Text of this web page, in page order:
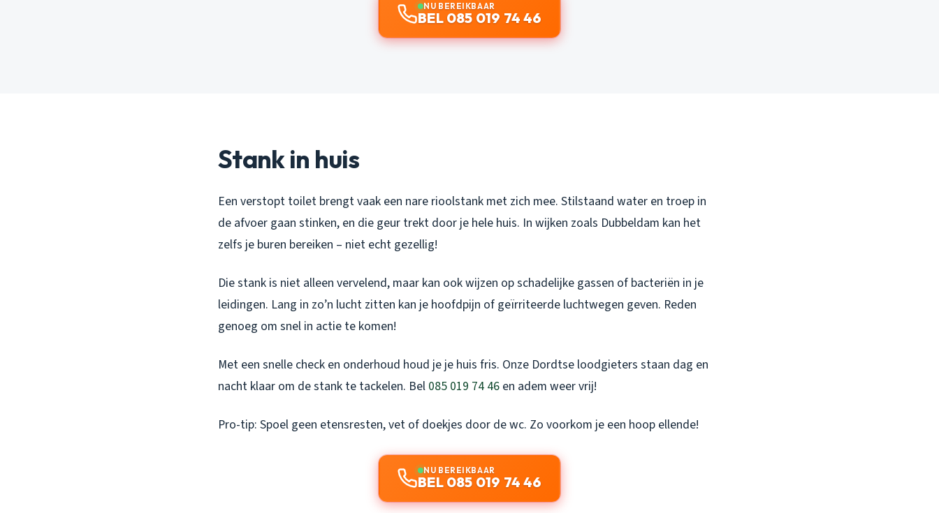
NU BEREIKBAAR
BEL 085 019 74 46
Stank in huis
Een verstopt toilet brengt vaak een nare rioolstank met zich mee. Stilstaand water en troep in
de afvoer gaan stinken, en die geur trekt door je hele huis. In wijken zoals Dubbeldam kan het
zelfs je buren bereiken – niet echt gezellig!
Die stank is niet alleen vervelend, maar kan ook wijzen op schadelijke gassen of bacteriën in je
leidingen. Lang in zo’n lucht zitten kan je hoofdpijn of geïrriteerde luchtwegen geven. Reden
genoeg om snel in actie te komen!
Met een snelle check en onderhoud houd je je huis fris. Onze Dordtse loodgieters staan dag en
nacht klaar om de stank te tackelen. Bel 085 019 74 46 en adem weer vrij!
Pro-tip: Spoel geen etensresten, vet of doekjes door de wc. Zo voorkom je een hoop ellende!
NU BEREIKBAAR
BEL 085 019 74 46